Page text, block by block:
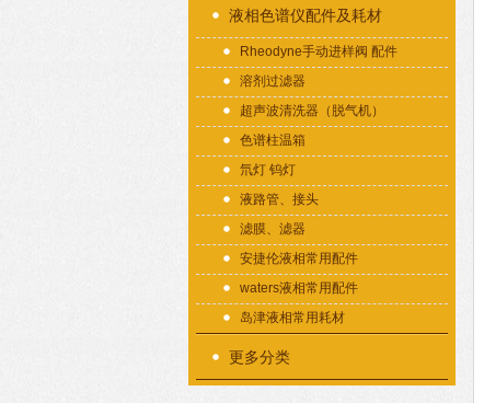
液相色谱仪配件及耗材
Rheodyne手动进样阀 配件
溶剂过滤器
超声波清洗器（脱气机）
色谱柱温箱
氘灯 钨灯
液路管、接头
滤膜、滤器
安捷伦液相常用配件
waters液相常用配件
岛津液相常用耗材
更多分类